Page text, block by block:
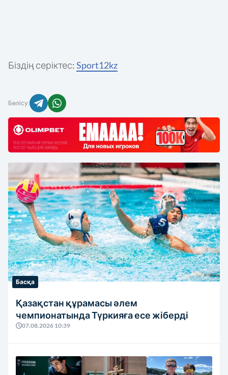
Біздің серіктес:Sport12kz
Бөлісу:
Басқа
Қазақстан құрамасы әлем
чемпионатында Түркияға есе жіберді
07.08.2026 10:39